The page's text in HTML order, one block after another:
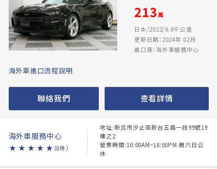
213萬
日本/2022/6.0千公里
更新日期：2024年 02月
進口商：海外車服務中心
海外車進口流程說明
聯絡我們 查看詳情
海外車服務中心
★ ★ ★ ★ ★ （0件）
地址:新北市汐止區新台五路一段99號19
樓之2
營業時間:10:00AM~18:00PM 周六日公
休